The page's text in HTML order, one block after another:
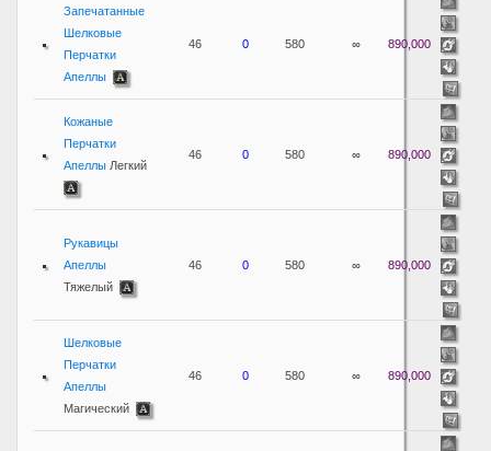
Запечатанные
Шелковые
Перчатки
Апеллы
46 0 580 ∞ 890,000
Кожаные
Перчатки
Апеллы Легкий
46 0 580 ∞ 890,000
Рукавицы
Апеллы
Тяжелый
46 0 580 ∞ 890,000
Шелковые
Перчатки
Апеллы
Магический
46 0 580 ∞ 890,000